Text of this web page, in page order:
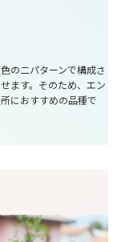
の二パターンで構成さ
ます。そのため、エン
におすすめの品種で